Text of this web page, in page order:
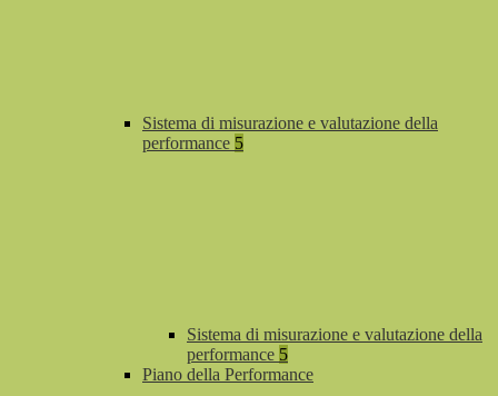
Sistema di misurazione e valutazione della
performance 5
Sistema di misurazione e valutazione della
performance 5
Piano della Performance